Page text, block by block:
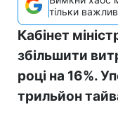
тільки
Кабінет
збільшити
році на 16%.
трильйон